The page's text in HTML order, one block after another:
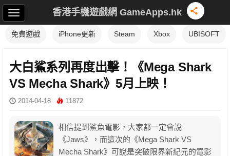
香港手機遊戲網 GameApps.hk
免費遊戲 iPhone更新 Steam Xbox UBISOFT
大白鯊系列再度出擊！《Mega Shark
VS Mecha Shark》5月上映！
2014-04-18 11872
相信提到鯊魚電影，大家都一定會說
《Jaws》，而這次的《Mega Shark VS
Mecha Shark》可說是突破限界新紀元的電影